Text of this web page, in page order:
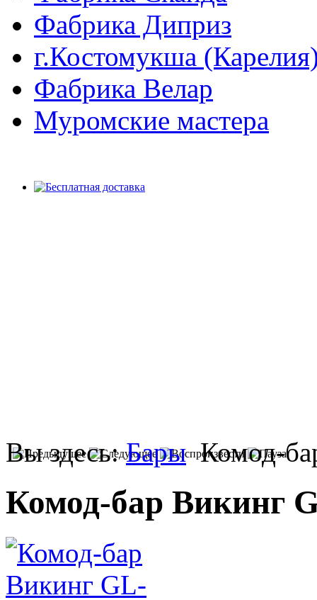
Фабрика Диприз
г.Костомукша
Фабрика Велар
Муромские мастера
Вы здесь:Бары Комод-
Комод-бар Викинг